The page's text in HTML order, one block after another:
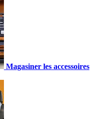
Magasiner les accessoires